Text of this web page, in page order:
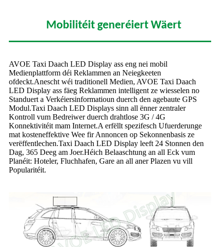
Mobilitéit generéiert Wäert
AVOE Taxi Daach LED Display ass eng nei mobil
Medienplattform déi Reklammen an Neiegkeeten
ofdeckt.Anescht wéi traditionell Medien, AVOE Taxi Daach
LED Display ass fäeg Reklammen intelligent ze wiesselen no
Standuert a Verkéiersinformatioun duerch den agebaute GPS
Modul.Taxi Daach LED Displays sinn all ënner zentraler
Kontroll vum Bedreiwer duerch drahtlose 3G / 4G
Konnektivitéit mam Internet.A erfëllt spezifesch Ufuerderunge
mat kosteneffektive Wee fir Annoncen op Sekonnenbasis ze
verëffentlechen.Taxi Daach LED Display leeft 24 Stonnen den
Dag, 365 Deeg am Joer.Héich Belaaschtung an all Eck vum
Planéit: Hoteler, Fluchhafen, Gare an all aner Plazen vu vill
Popularitéit.